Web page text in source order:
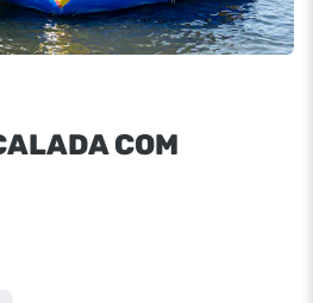
COM